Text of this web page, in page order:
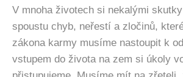
V mnoha životech si nekalými
spoustu chyb, neřestí a zločinů,
zákona karmy musíme nastoupit k
vstupem do života na zem si úkoly